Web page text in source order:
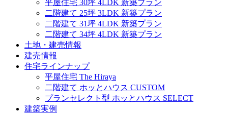
平屋住宅 30坪 4LDK 新築プラン
二階建て 25坪 3LDK 新築プラン
二階建て 31坪 4LDK 新築プラン
二階建て 34坪 4LDK 新築プラン
土地・建売情報
建売情報
住宅ラインナップ
平屋住宅 The Hiraya
二階建て ホッとハウス CUSTOM
プランセレクト型 ホッとハウス SELECT
建築実例